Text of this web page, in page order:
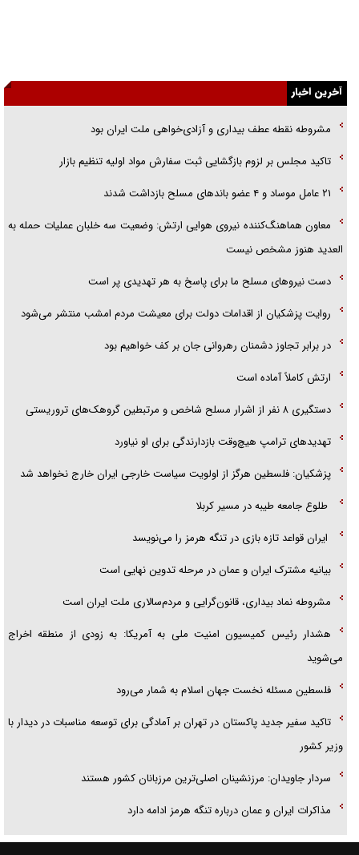
جزئیات شکنجه‌هایم فراتر از آن است که در بیان بگنجد!
گزارش «جوان» از قوانین سخت‌گیرانه ۶ قاره در برابر یورش به پاسگاه‌های
پلیس
تحلیل ابعاد پیام رهبر انقلاب به حزب‌الله/ مقاومت نقشه راه آینده غرب آسیا
آخرین اخبار
مشروطه نقطه عطف بیداری و آزادی‌خواهی ملت ایران بود
تاکید مجلس بر لزوم بازگشایی ثبت سفارش مواد اولیه تنظیم بازار
۲۱ عامل موساد و ۴ عضو باند‌های مسلح بازداشت شدند
معاون هماهنگ‌کننده نیروی هوایی ارتش: وضعیت سه خلبان عملیات حمله به
العدید هنوز مشخص نیست
دست نیرو‌های مسلح ما برای پاسخ به هر تهدیدی پر است
روایت پزشکیان از اقدامات دولت برای معیشت مردم امشب منتشر می‌شود
در برابر تجاوز دشمنان رهروانی جان بر کف خواهیم بود
ارتش کاملاً آماده است
دستگیری ۸ نفر از اشرار مسلح شاخص و مرتبطین گروهک‌های تروریستی
تهدید‌های ترامپ هیچ‌وقت بازدارندگی برای او نیاورد
پزشکیان: فلسطین هرگز از اولویت سیاست خارجی ایران خارج نخواهد شد
طلوع جامعه طیبه در مسیر کربلا
ایران قواعد تازه بازی در تنگه هرمز را می‌نویسد
بیانیه مشترک ایران و عمان در مرحله تدوین نهایی است
مشروطه نماد بیداری، قانون‌گرایی و مردم‌سالاری ملت ایران است
هشدار رئیس کمیسیون امنیت ملی به آمریکا: به زودی از منطقه اخراج
می‌شوید
فلسطین مسئله نخست جهان اسلام به شمار می‌رود
تاکید سفیر جدید پاکستان در تهران بر آمادگی برای توسعه مناسبات در دیدار با
وزیر کشور
سردار جاویدان: مرزنشینان اصلی‌ترین مرزبانان کشور هستند
مذاکرات ایران و عمان درباره تنگه هرمز ادامه دارد